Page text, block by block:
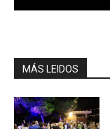
MÁS LEIDOS